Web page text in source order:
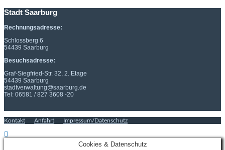
Stadt Saarburg
Rechnungsadresse:
Schlossberg 6
54439 Saarburg
Besuchsadresse:
Graf-Siegfried-Str. 32, 2. Etage
54439 Saarburg
stadtverwaltung@saarburg.de
Tel: 06581 / 827 3608 -20
Kontakt Anfahrt Impressum/Datenschutz
Cookies & Datenschutz